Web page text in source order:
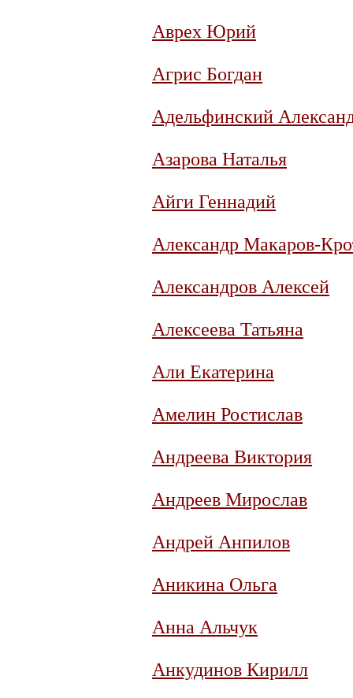
Аврех Юрий
Агрис Богдан
Адельфинский
Азарова Наталья
Айги Геннадий
Александр Макаров-
Александров Алексей
Алексеева Татьяна
Али Екатерина
Амелин Ростислав
Андреева Виктория
Андреев Мирослав
Андрей Анпилов
Аникина Ольга
Анна Альчук
Анкудинов Кирилл